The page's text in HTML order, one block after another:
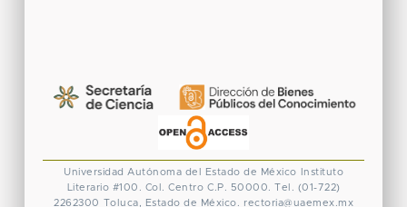
Universidad Autónoma del Estado de México
Instituto
Literario #100. Col. Centro C.P. 50000. Tel. (01-722)
2262300 Toluca, Estado de México. rectoria@uaemex.mx